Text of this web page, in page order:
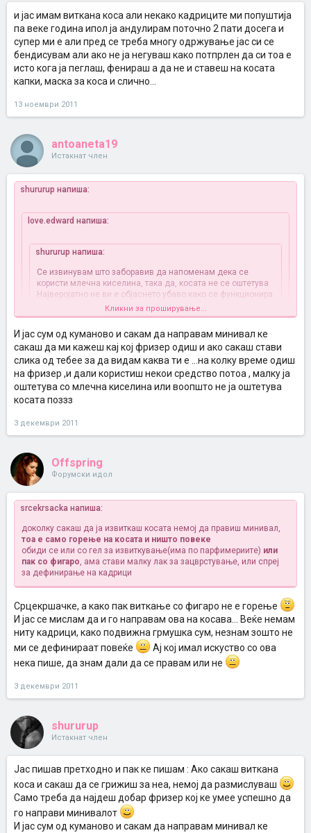
и јас имам виткана коса али некако кадриците ми попуштија
па веке година ипол ја андулирам поточно 2 пати досега и
супер ми е али пред се треба многу одржување јас си се
бендисувам али ако не ја негуваш како потпрлен да си тоа е
исто кога ја пеглаш, фенираш а да не и ставеш на косата
капки, маска за коса и слично...
13 ноември 2011
antoaneta19
Истакнат член
shururup напиша:
love.edward напиша:
shururup напиша:
Се извинувам што заборавив да напоменам дека се
користи млечна киселина, така да, косата не се оштетува
Најверојатно не ви е објаснето убаво како се функционира
со киселината, а миризбата се губи после 2-3 миења.
а да те прашам, кај кој фризер одиш ( ако си од Скопје ) и
колку пари е?
Кликни за проширување...
Не сум од Скопје, од Куманово сум и 700 денари плаќам. Може и
помалку ако се обновуваат само корените (израснатите делови).
Кликни за проширување...
И јас сум од куманово и сакам да направам минивал ке
сакаш да ми кажеш кај кој фризер одиш и ако сакаш стави
слика од тебее за да видам каква ти е ...на колку време одиш
на фризер ,и дали користиш некои средство потоа , малку ја
оштетува со млечна киселина или воопшто не ја оштетува
косата поззз
3 декември 2011
Offspring
Форумски идол
srcekrsacka напиша:
доколку сакаш да ја извиткаш косата немој да правиш минивал,
тоа е само горење на косата и ништо повеке
обиди се или со гел за извиткување(има по парфимериите) или
пак со фигаро, ама стави малку лак за зацврстување, или спреј
за дефинирање на кадрици
Срцекршачке, а како пак виткање со фигаро не е горење
И јас се мислам да и го направам ова на косава... Веќе немам
ниту кадрици, како подвижна грмушка сум, незнам зошто не
ми се дефинираат повеќе
Ај кој имал искуство со ова
нека пише, да знам дали да се правам или не
3 декември 2011
shururup
Истакнат член
Јас пишав претходно и пак ке пишам : Ако сакаш виткана
коса и сакаш да се грижиш за неа, немој да размислуваш
Само треба да најдеш добар фризер кој ке умее успешно да
го направи минивалот
И јас сум од куманово и сакам да направам минивал ке